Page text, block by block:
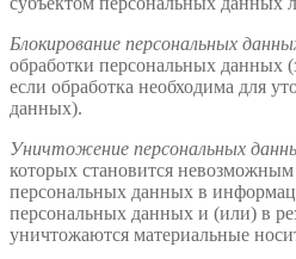
Блокирование персональных
обработки персональных данных
если обработка необходима для
данных).
Уничтожение персональных
которых становится
персональных данных в
персональных данных и (или) в
уничтожаются материальные